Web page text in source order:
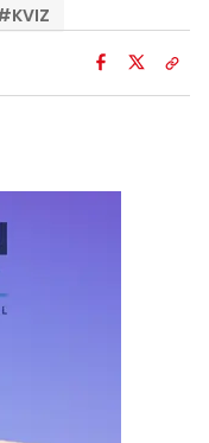
KVIZ